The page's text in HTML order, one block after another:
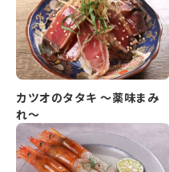
カツオのタタキ ～薬味まみ
れ～